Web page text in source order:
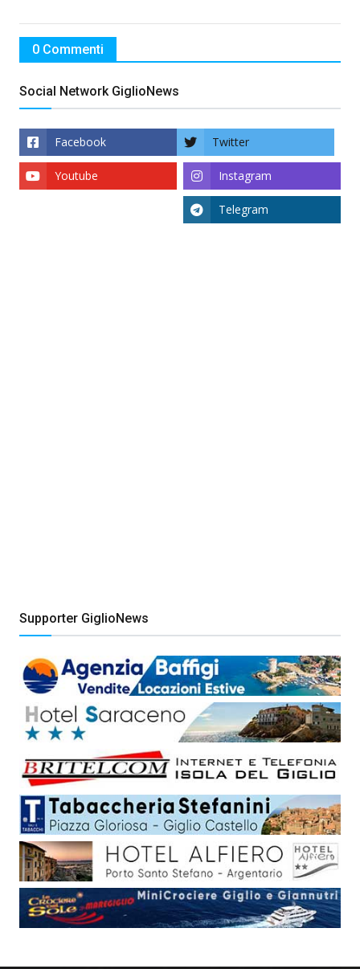
0 Commenti
Social Network GiglioNews
Facebook Twitter
Instagram
Youtube
Telegram
Supporter GiglioNews